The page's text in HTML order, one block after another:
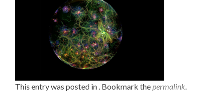
This entry was posted in . Bookmark thepermalink.